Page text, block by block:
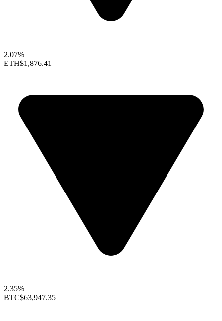
2.07%
ETH$1,876.41
2.35%
BTC$63,947.35